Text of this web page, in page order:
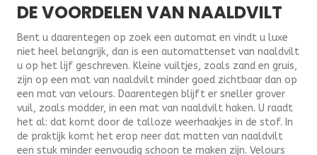
DE VOORDELEN VAN NAALDVILT
Bent u daarentegen op zoek een automat en vindt u luxe
niet heel belangrijk, dan is een automattenset van naaldvilt
u op het lijf geschreven. Kleine vuiltjes, zoals zand en gruis,
zijn op een mat van naaldvilt minder goed zichtbaar dan op
een mat van velours. Daarentegen blijft er sneller grover
vuil, zoals modder, in een mat van naaldvilt haken. U raadt
het al: dat komt door de talloze weerhaakjes in de stof. In
de praktijk komt het erop neer dat matten van naaldvilt
een stuk minder eenvoudig schoon te maken zijn. Velours